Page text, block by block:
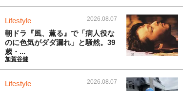
Lifestyle 2026.08.07
朝ドラ『風、薫る』で「病人役な
のに色気がダダ漏れ」と騒然。39
歳・...
加賀谷健
Lifestyle 2026.08.07